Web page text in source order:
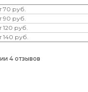
70 руб.
90 руб.
120 руб.
140 руб.
4 отзывов